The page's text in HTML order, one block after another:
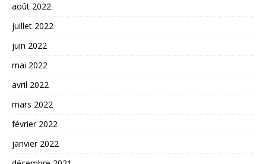
août 2022
juillet 2022
juin 2022
mai 2022
avril 2022
mars 2022
février 2022
janvier 2022